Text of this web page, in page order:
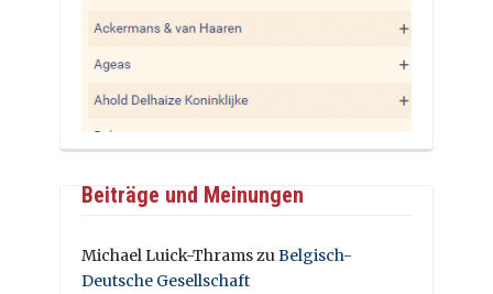
Beiträge und Meinungen
Michael Luick-ThramszuBelgisch-
Deutsche Gesellschaft